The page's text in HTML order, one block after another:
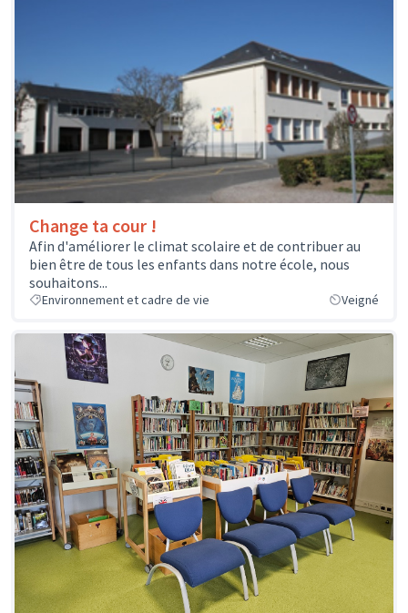
Change ta cour !
Afin d'améliorer le climat scolaire et de contribuer au
bien être de tous les enfants dans notre école, nous
souhaitons...
Environnement et cadre de vie Veigné